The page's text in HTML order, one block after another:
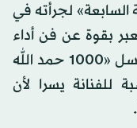
السابعة» لجرأته في
بقوة عن فن أداء
الممثل الفطري، مشيراً إلى أن مسلسل «1000 حمد الله
للفنانة يسرا لأن